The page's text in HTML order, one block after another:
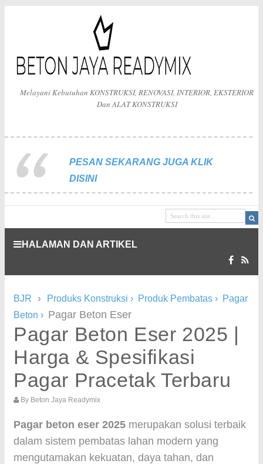
Melayani Kebutuhan KONSTRUKSI, RENOVASI, INTERIOR, EKSTERIOR
Dan ALAT KONSTRUKSI
PESAN SEKARANG JUGA KLIK
DISINI
HALAMAN DAN ARTIKEL
BJR › Produks Konstruksi › Produk Pembatas › Pagar
Beton › Pagar Beton Eser
Pagar Beton Eser 2025 |
Harga & Spesifikasi
Pagar Pracetak Terbaru
By Beton Jaya Readymix
Pagar beton eser 2025 merupakan solusi terbaik
dalam sistem pembatas lahan modern yang
mengutamakan kekuatan, daya tahan, dan